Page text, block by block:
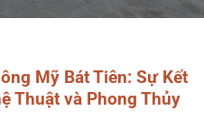
Mỹ Bát Tiên: Sự Kết
Thuật và Phong Thủy